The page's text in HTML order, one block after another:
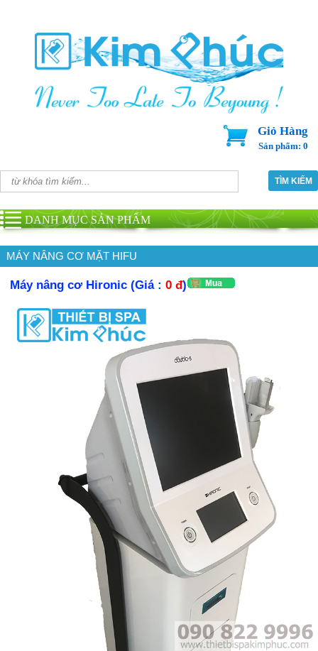
Giỏ Hàng
Sản phẩm: 0
DANH MỤC SẢN PHẨM
MÁY NÂNG CƠ MẶT HIFU
Máy nâng cơ Hironic (Giá :0 đ)